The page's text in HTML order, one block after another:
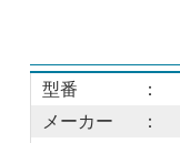
型番 ：
メーカー
：